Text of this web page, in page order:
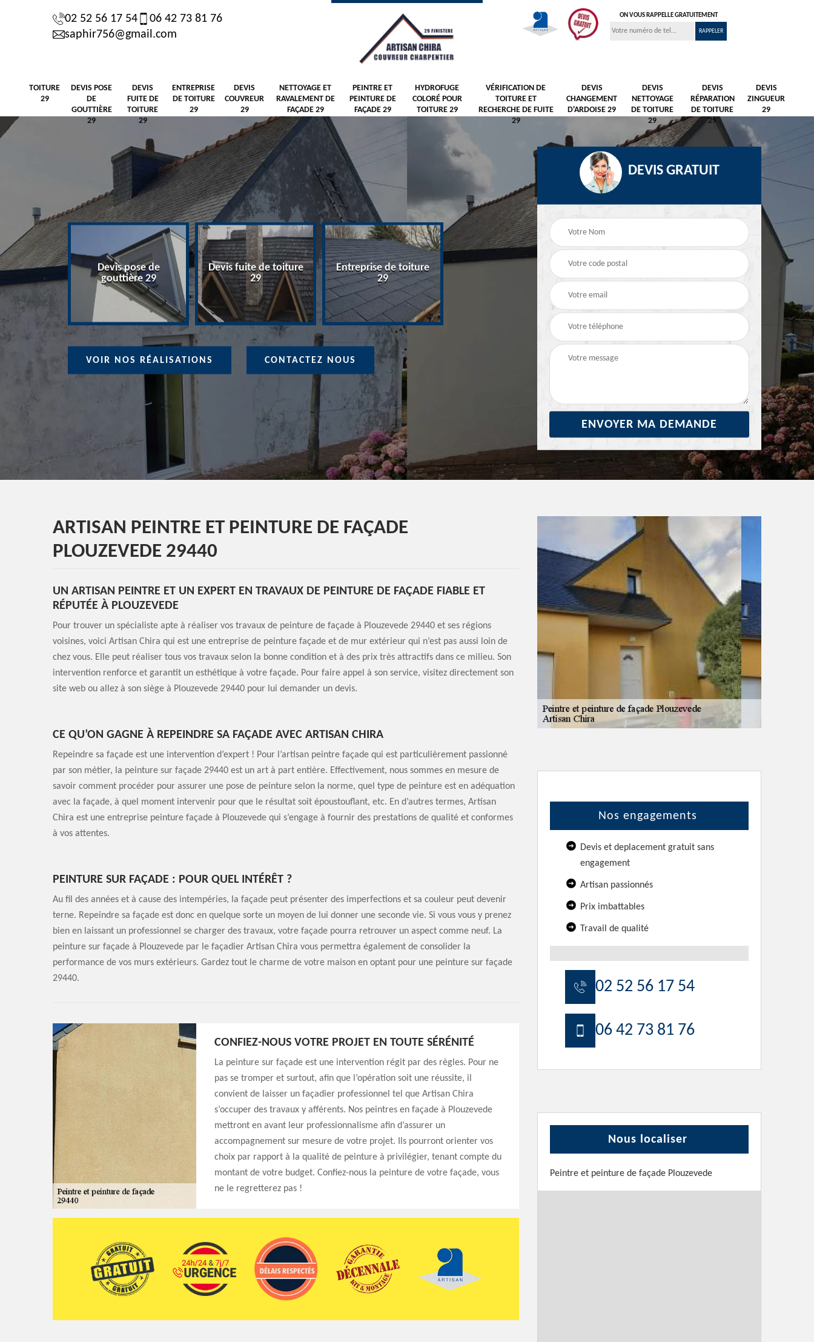
02 52 56 17 54
06 42 73 81 76
saphir756@gmail.com
ON VOUS RAPPELLE GRATUITEMENT
TOITURE
29
DEVIS POSE
DE
GOUTTIÈRE
29
DEVIS
FUITE DE
TOITURE
29
ENTREPRISE
DE TOITURE
29
DEVIS
COUVREUR
29
NETTOYAGE ET
RAVALEMENT DE
FAÇADE 29
PEINTRE ET
PEINTURE DE
FAÇADE 29
HYDROFUGE
COLORÉ POUR
TOITURE 29
VÉRIFICATION DE
TOITURE ET
RECHERCHE DE FUITE
29
DEVIS
CHANGEMENT
D'ARDOISE 29
DEVIS
NETTOYAGE
DE TOITURE
29
DEVIS
RÉPARATION
DE TOITURE
29
DEVIS
ZINGUEUR
29
29
Devis pose de
gouttière 29
Devis fuite de toiture
29
Entreprise de toiture
29
Nettoyage et
29
Peintre et peinture de
façade 29
VOIR NOS RÉALISATIONS CONTACTEZ NOUS
DEVIS GRATUIT
ARTISAN PEINTRE ET PEINTURE DE FAÇADE
PLOUZEVEDE 29440
UN ARTISAN PEINTRE ET UN EXPERT EN TRAVAUX DE PEINTURE DE FAÇADE FIABLE ET
RÉPUTÉE À PLOUZEVEDE
Pour trouver un spécialiste apte à réaliser vos travaux de peinture de façade à Plouzevede 29440 et ses régions
voisines, voici Artisan Chira qui est une entreprise de peinture façade et de mur extérieur qui n’est pas aussi loin de
chez vous. Elle peut réaliser tous vos travaux selon la bonne condition et à des prix très attractifs dans ce milieu. Son
intervention renforce et garantit un esthétique à votre façade. Pour faire appel à son service, visitez directement son
site web ou allez à son siège à Plouzevede 29440 pour lui demander un devis.
CE QU’ON GAGNE À REPEINDRE SA FAÇADE AVEC ARTISAN CHIRA
Repeindre sa façade est une intervention d’expert ! Pour l’artisan peintre façade qui est particulièrement passionné
par son métier, la peinture sur façade 29440 est un art à part entière. Effectivement, nous sommes en mesure de
savoir comment procéder pour assurer une pose de peinture selon la norme, quel type de peinture est en adéquation
avec la façade, à quel moment intervenir pour que le résultat soit époustouflant, etc. En d’autres termes, Artisan
Chira est une entreprise peinture façade à Plouzevede qui s’engage à fournir des prestations de qualité et conformes
à vos attentes.
PEINTURE SUR FAÇADE : POUR QUEL INTÉRÊT ?
Au fil des années et à cause des intempéries, la façade peut présenter des imperfections et sa couleur peut devenir
terne. Repeindre sa façade est donc en quelque sorte un moyen de lui donner une seconde vie. Si vous vous y prenez
bien en laissant un professionnel se charger des travaux, votre façade pourra retrouver un aspect comme neuf. La
peinture sur façade à Plouzevede par le façadier Artisan Chira vous permettra également de consolider la
performance de vos murs extérieurs. Gardez tout le charme de votre maison en optant pour une peinture sur façade
29440.
CONFIEZ-NOUS VOTRE PROJET EN TOUTE SÉRÉNITÉ
La peinture sur façade est une intervention régit par des règles. Pour ne
pas se tromper et surtout, afin que l’opération soit une réussite, il
convient de laisser un façadier professionnel tel que Artisan Chira
s’occuper des travaux y afférents. Nos peintres en façade à Plouzevede
mettront en avant leur professionnalisme afin d’assurer un
accompagnement sur mesure de votre projet. Ils pourront orienter vos
choix par rapport à la qualité de peinture à privilégier, tenant compte du
montant de votre budget. Confiez-nous la peinture de votre façade, vous
ne le regretterez pas !
Nos engagements
Devis et deplacement gratuit sans
engagement
Artisan passionnés
Prix imbattables
Travail de qualité
02 52 56 17 54
06 42 73 81 76
Nous localiser
Peintre et peinture de façade Plouzevede